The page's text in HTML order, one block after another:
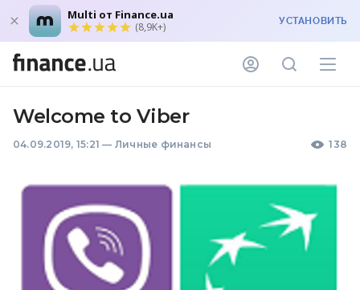
Multi от Finance.ua
(8,9K+) УСТАНОВИТЬ
Welcome to Viber
04.09.2019, 15:21 — Личные финансы 138